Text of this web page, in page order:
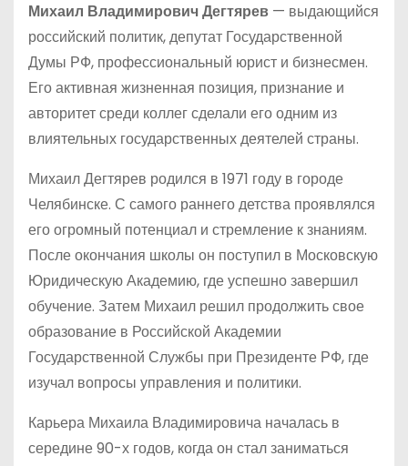
Михаил Владимирович Дегтярев — выдающийся
российский политик, депутат Государственной
Думы РФ, профессиональный юрист и бизнесмен.
Его активная жизненная позиция, признание и
авторитет среди коллег сделали его одним из
влиятельных государственных деятелей страны.
Михаил Дегтярев родился в 1971 году в городе
Челябинске. С самого раннего детства проявлялся
его огромный потенциал и стремление к знаниям.
После окончания школы он поступил в Московскую
Юридическую Академию, где успешно завершил
обучение. Затем Михаил решил продолжить свое
образование в Российской Академии
Государственной Службы при Президенте РФ, где
изучал вопросы управления и политики.
Карьера Михаила Владимировича началась в
середине 90-х годов, когда он стал заниматься